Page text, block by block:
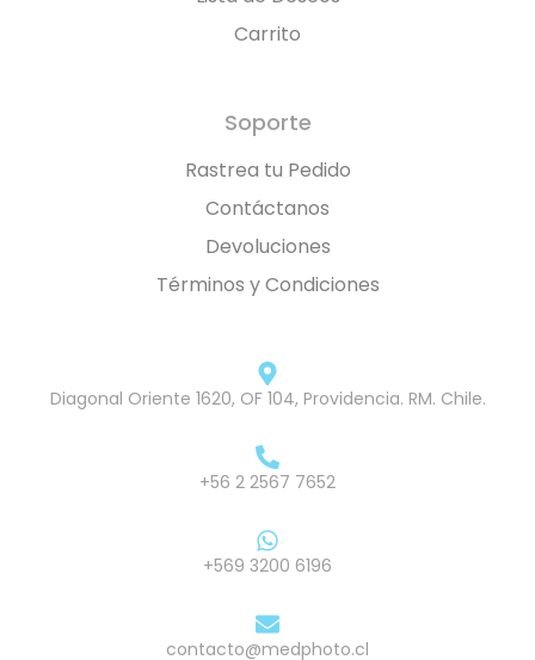
Carrito
Soporte
Rastrea tu Pedido
Contáctanos
Devoluciones
Términos y Condiciones
Diagonal Oriente 1620, OF 104, Providencia. RM. Chile.
+56 2 2567 7652
+569 3200 6196
contacto@medphoto.cl